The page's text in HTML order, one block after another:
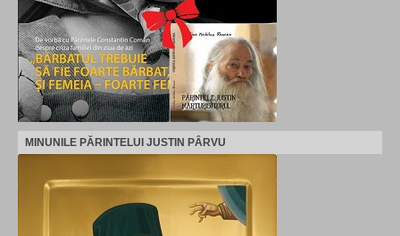
MINUNILE PĂRINTELUI JUSTIN PÂRVU